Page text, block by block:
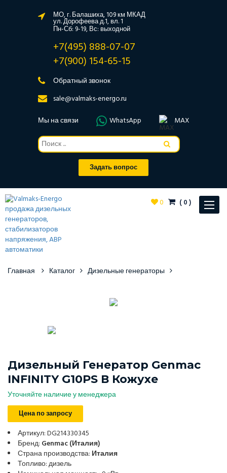
МО, г. Балашиха, 109 км МКАД
ул. Дорофеева д.1, вл. 1
Пн-Сб: 9-19, Вс: выходной
+7(495) 888-07-07
+7(900) 154-65-15
Обратный звонок
sale@valmaks-energo.ru
Мы на связи
WhatsApp MAX
Задать вопрос
Toggle
0 (0)
Главная Каталог Дизельные генераторы
Дизельный Генератор Genmac
INFINITY G10PS В Кожухе
Уточняйте наличие у менеджера
Цена по запросу
Артикул: DG214330345
Бренд: Genmac (Италия)
Страна производства: Италия
Топливо: дизель